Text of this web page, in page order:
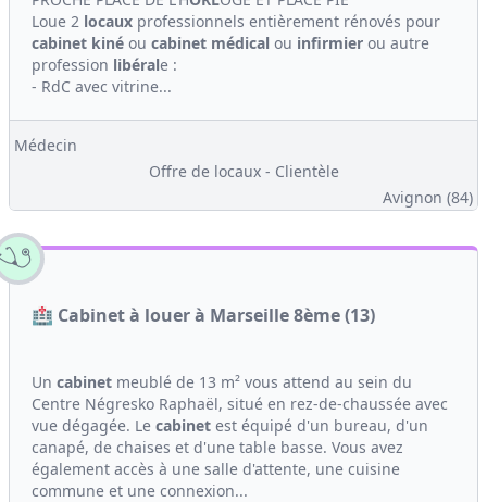
Loue 2 locaux professionnels entièrement rénovés pour
cabinet kiné ou cabinet médical ou infirmier ou autre
profession libérale :
- RdC avec vitrine...
Médecin
Offre de locaux - Clientèle
Avignon (84)
🏥 Cabinet à louer à Marseille 8ème (13)
Un cabinet meublé de 13 m² vous attend au sein du
Centre Négresko Raphaël, situé en rez-de-chaussée avec
vue dégagée. Le cabinet est équipé d'un bureau, d'un
canapé, de chaises et d'une table basse. Vous avez
également accès à une salle d'attente, une cuisine
commune et une connexion...